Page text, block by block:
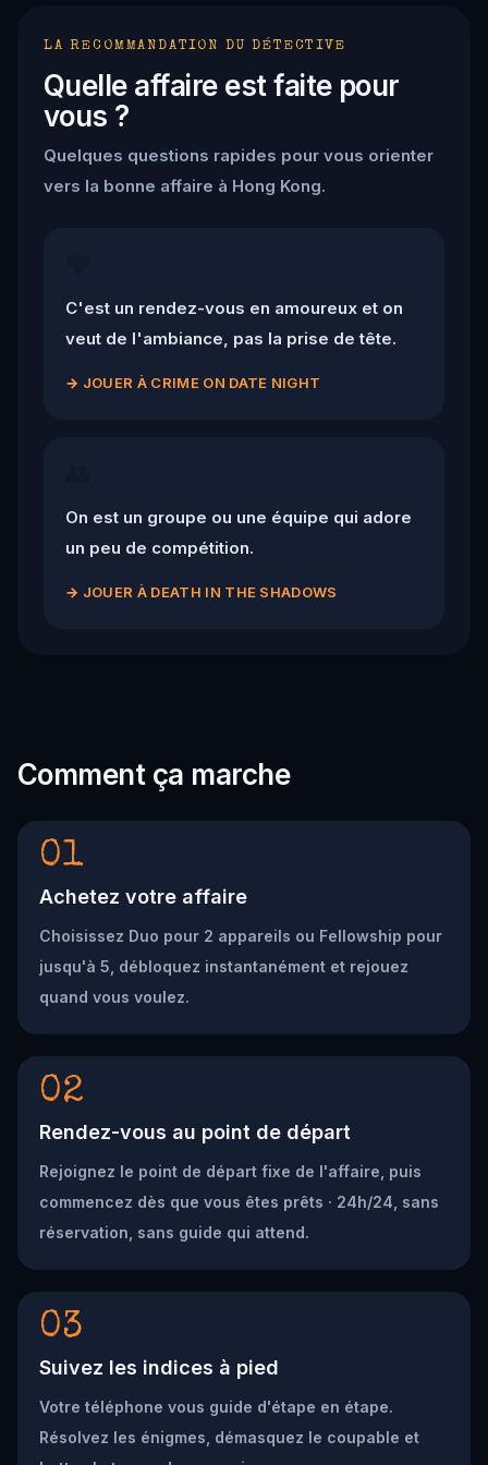
LA RECOMMANDATION DU DÉTECTIVE
Quelle affaire est faite pour
vous ?
Quelques questions rapides pour vous orienter
vers la bonne affaire à Hong Kong.
C'est un rendez-vous en amoureux et on
veut de l'ambiance, pas la prise de tête.
→ JOUER À CRIME ON DATE NIGHT
On est un groupe ou une équipe qui adore
un peu de compétition.
→ JOUER À DEATH IN THE SHADOWS
Comment ça marche
01
Achetez votre affaire
Choisissez Duo pour 2 appareils ou Fellowship pour
jusqu'à 5, débloquez instantanément et rejouez
quand vous voulez.
02
Rendez-vous au point de départ
Rejoignez le point de départ fixe de l'affaire, puis
commencez dès que vous êtes prêts · 24h/24, sans
réservation, sans guide qui attend.
03
Suivez les indices à pied
Votre téléphone vous guide d'étape en étape.
Résolvez les énigmes, démasquez le coupable et